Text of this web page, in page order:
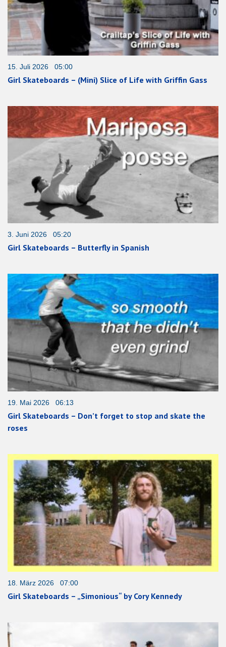
15. Juli 2026 05:00
Girl Skateboards – (Mini) Slice of Life with Griffin Gass
3. Juni 2026 05:20
Girl Skateboards – Butterfly in Spanish
19. Mai 2026 06:13
Girl Skateboards – Don’t forget to stop and skate the
roses
18. März 2026 07:00
Girl Skateboards – „Simonious“ by Cory Kennedy